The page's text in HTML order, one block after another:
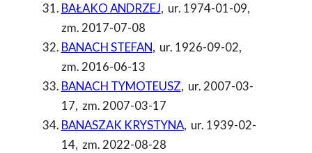
BAŁAKO ANDRZEJ, ur. 1974-01-09,
zm. 2017-07-08
BANACH STEFAN, ur. 1926-09-02,
zm. 2016-06-13
BANACH TYMOTEUSZ, ur. 2007-03-
17, zm. 2007-03-17
BANASZAK KRYSTYNA, ur. 1939-02-
14, zm. 2022-08-28